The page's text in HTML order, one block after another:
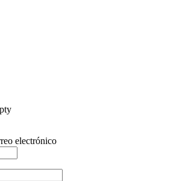
electrónico